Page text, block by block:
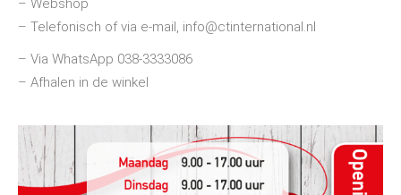
– Webshop
– Telefonisch of via e-mail, info@ctinternational.nl
– Via WhatsApp 038-3333086
– Afhalen in de winkel